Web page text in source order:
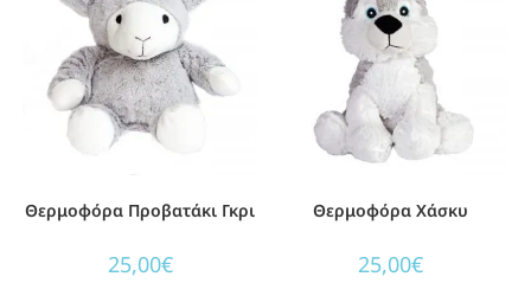
Θερμοφόρα Προβατάκι Γκρι
25,00€
Θερμοφόρα Χάσκυ
25,00€